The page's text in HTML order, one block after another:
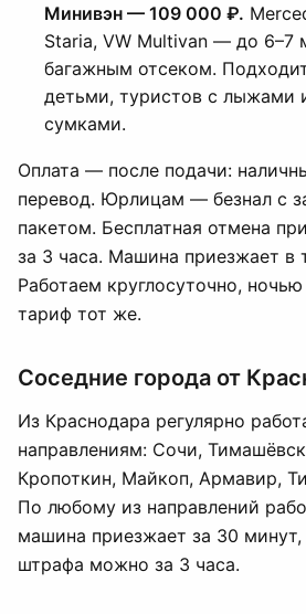
Минивэн — 109 000 ₽.
Staria, VW Multivan — до 6–7
багажным отсеком.
детьми, туристов с лыжами
сумками.
Оплата — после подачи:
перевод. Юрлицам — безнал с
пакетом. Бесплатная отмена
за 3 часа. Машина приезжает в
Работаем круглосуточно,
тариф тот же.
Соседние города от
Из Краснодара регулярно
направлениям: Сочи,
Кропоткин, Майкоп, Армавир,
По любому из направлений
машина приезжает за 30 минут,
штрафа можно за 3 часа.